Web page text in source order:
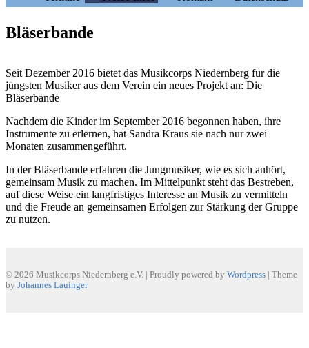
Bläserbande
Seit Dezember 2016 bietet das Musikcorps Niedernberg für die
jüngsten Musiker aus dem Verein ein neues Projekt an: Die
Bläserbande
Nachdem die Kinder im September 2016 begonnen haben, ihre
Instrumente zu erlernen, hat Sandra Kraus sie nach nur zwei
Monaten zusammengeführt.
In der Bläserbande erfahren die Jungmusiker, wie es sich anhört,
gemeinsam Musik zu machen. Im Mittelpunkt steht das Bestreben,
auf diese Weise ein langfristiges Interesse an Musik zu vermitteln
und die Freude an gemeinsamen Erfolgen zur Stärkung der Gruppe
zu nutzen.
© 2026 Musikcorps Niedernberg e.V. | Proudly powered by Wordpress | Theme
by Johannes Lauinger